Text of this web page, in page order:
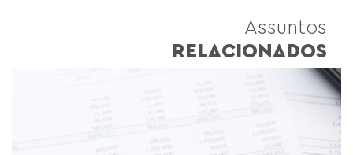
Assuntos
RELACIONADOS